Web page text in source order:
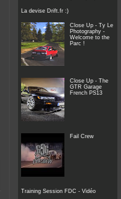
La devise Drift.fr :)
Close Up - Ty Le
Photography -
Welcome to the
Parc !
Close Up - The
GTR Garage
French PS13
Fail Crew
Training Session FDC - Vidéo